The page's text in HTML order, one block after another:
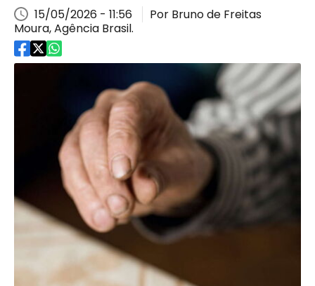
15/05/2026 - 11:56
Por Bruno de Freitas
Moura, Agência Brasil.